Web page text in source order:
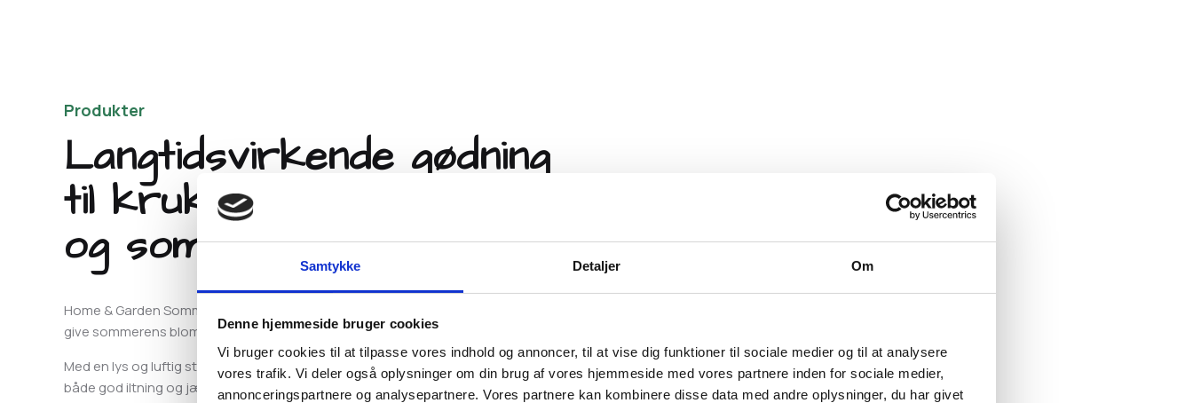
Samtykke Detaljer Om
Denne hjemmeside bruger cookies
Vi bruger cookies til at tilpasse vores indhold og annoncer, til at vise dig funktioner til sociale medier og til at analysere
vores trafik. Vi deler også oplysninger om din brug af vores hjemmeside med vores partnere inden for sociale medier,
annonceringspartnere og analysepartnere. Vores partnere kan kombinere disse data med andre oplysninger, du har givet
Produkter
Langtidsvirkende gødning
til krukker, altankasser
og sommerblomster
Home & Garden Sommerblomstjord er en specialudviklet krukkemuld, skabt til at
give sommerens blomsterplanter optimale vækstbetingelser – hele sæsonen.
Med en lys og luftig struktur, tilsat sand og langtidsvirkende gødning, får planterne
både god iltning og jævn næringstilførsel.